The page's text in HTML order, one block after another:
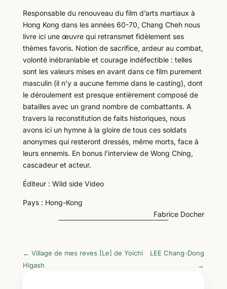
Responsable du renouveau du film d’arts martiaux à
Hong Kong dans les années 60-70, Chang Cheh nous
livre ici une œuvre qui retransmet fidèlement ses
thèmes favoris. Notion de sacrifice, ardeur au combat,
volonté inébranlable et courage indéfectible : telles
sont les valeurs mises en avant dans ce film purement
masculin (il n’y a aucune femme dans le casting), dont
le déroulement est presque entièrement composé de
batailles avec un grand nombre de combattants. A
travers la reconstitution de faits historiques, nous
avons ici un hymne à la gloire de tous ces soldats
anonymes qui resteront dressés, même morts, face à
leurs ennemis. En bonus l’interview de Wong Ching,
cascadeur et acteur.
Éditeur : Wild side Video
Pays : Hong-Kong
Fabrice Docher
← Village de mes reves [Le] de Yoichi
Higash
LEE Chang-Dong
→